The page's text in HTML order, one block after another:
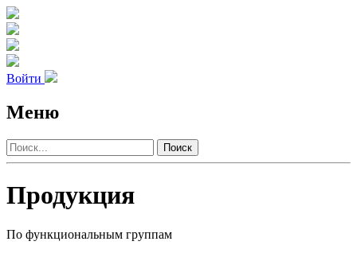
Войти
Меню
Поиск
Продукция
По функциональным группам